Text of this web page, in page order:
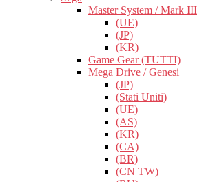
Master System / Mark III
(UE)
(JP)
(KR)
Game Gear (TUTTI)
Mega Drive / Genesi
(JP)
(Stati Uniti)
(UE)
(AS)
(KR)
(CA)
(BR)
(CN TW)